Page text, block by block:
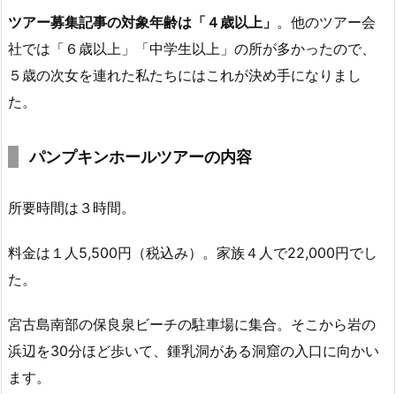
ツアー募集記事の対象年齢は「４歳以上」 。他のツアー会
社では「６歳以上」「中学生以上」の所が多かったので、
５歳の次女を連れた私たちにはこれが決め手になりまし
た。
パンプキンホールツアーの内容
所要時間は３時間。
料金は１人5,500円（税込み）。家族４人で22,000円でし
た。
宮古島南部の保良泉ビーチの駐車場に集合。そこから岩の
浜辺を30分ほど歩いて、鍾乳洞がある洞窟の入口に向かい
ます。